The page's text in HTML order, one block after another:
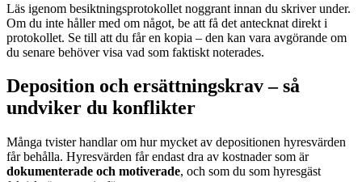
Läs igenom besiktningsprotokollet noggrant innan du skriver under.
Om du inte håller med om något, be att få det antecknat direkt i
protokollet. Se till att du får en kopia – den kan vara avgörande om
du senare behöver visa vad som faktiskt noterades.
Deposition och ersättningskrav – så
undviker du konflikter
Många tvister handlar om hur mycket av depositionen hyresvärden
får behålla. Hyresvärden får endast dra av kostnader som är
dokumenterade och motiverade, och som du som hyresgäst